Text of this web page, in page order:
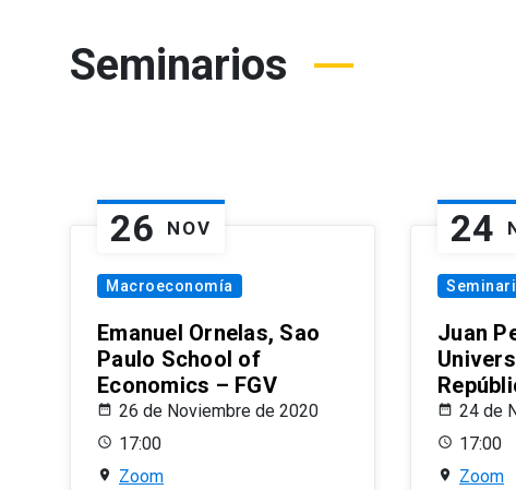
Seminarios
26 NOV
Macroeconomía
Emanuel Ornelas, Sao
Paulo School of
Economics – FGV
26 de Noviembre de 2020
17:00
Zoom
24
Juan
24 de
17:00
Zoom